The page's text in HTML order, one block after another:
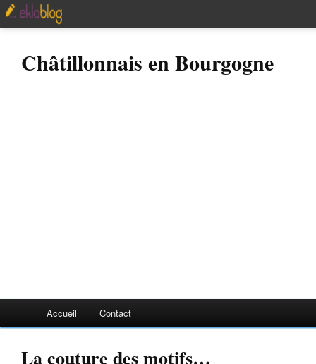
Châtillonnais en Bourgogne
Accueil Contact
La couture des motifs…